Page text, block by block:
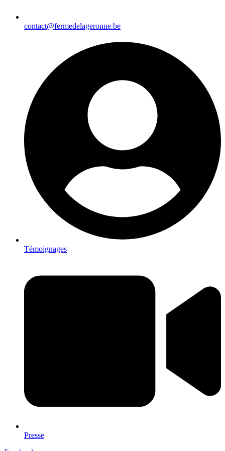
contact@fermedelageronne.be
Témoignages
Presse